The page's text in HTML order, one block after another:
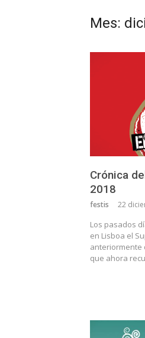
Mes:
Crónica
2018
festis 22
Los pasados
en Lisboa el
anteriormente
que ahora